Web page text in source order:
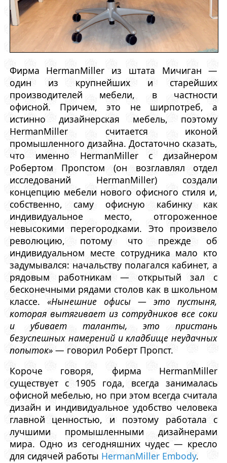
Фирма HermanMiller из штата Мичиган —
один из крупнейших и старейших
производителей мебели, в частности
офисной. Причем, это не ширпотреб, а
истинно дизайнерская мебель, поэтому
HermanMiller считается иконой
промышленного дизайна. Достаточно сказать,
что именно HermanMiller с дизайнером
Робертом Пропстом (он возглавлял отдел
исследований HermanMiller) создали
концепцию мебели нового офисного стиля и,
собственно, саму офисную кабинку как
индивидуальное место, отгороженное
невысокими перегородками. Это произвело
революцию, потому что прежде об
индивидуальном месте сотрудника мало кто
задумывался: начальству полагался кабинет, а
рядовым работникам — открытый зал с
бесконечными рядами столов как в школьном
классе. «Нынешние офисы — это пустыня,
которая вытягивает из сотрудников все соки
и убивает таланты, это пристань
безуспешных намерений и кладбище неудачных
попыток»— говорил Роберт Пропст.
Короче говоря, фирма HermanMiller
существует с 1905 года, всегда занималась
офисной мебелью, но при этом всегда считала
дизайн и индивидуальное удобство человека
главной ценностью, и поэтому работала с
лучшими промышленными дизайнерами
мира. Одно из сегодняшних чудес — кресло
для сидячей работы HermanMiller Embody.